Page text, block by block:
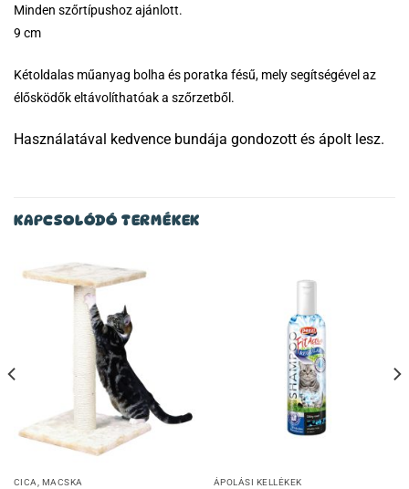
Minden szőrtípushoz ajánlott.
9 cm
Kétoldalas műanyag bolha és poratka fésű, mely segítségével az
élősködők eltávolíthatóak a szőrzetből.
Használatával kedvence bundája gondozott és ápolt lesz.
KAPCSOLÓDÓ TERMÉKEK
CICA, MACSKA ÁPOLÁSI KELLÉKEK